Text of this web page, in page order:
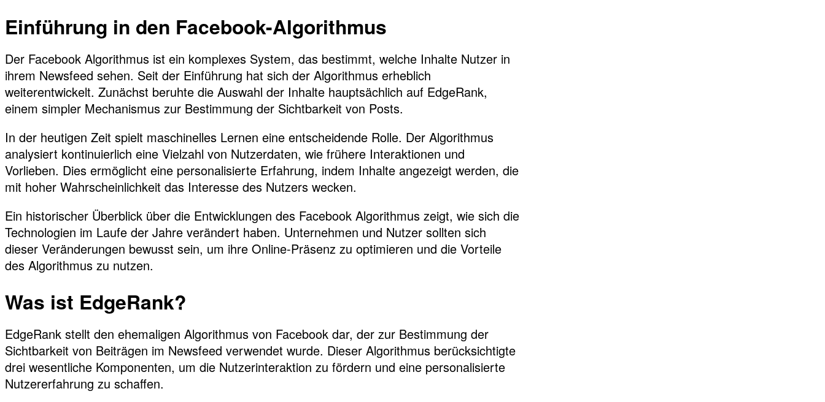
Einführung in den Facebook-Algorithmus
Der Facebook Algorithmus ist ein komplexes System, das bestimmt, welche Inhalte Nutzer in
ihrem Newsfeed sehen. Seit der Einführung hat sich der Algorithmus erheblich
weiterentwickelt. Zunächst beruhte die Auswahl der Inhalte hauptsächlich auf EdgeRank,
einem simpler Mechanismus zur Bestimmung der Sichtbarkeit von Posts.
In der heutigen Zeit spielt maschinelles Lernen eine entscheidende Rolle. Der Algorithmus
analysiert kontinuierlich eine Vielzahl von Nutzerdaten, wie frühere Interaktionen und
Vorlieben. Dies ermöglicht eine personalisierte Erfahrung, indem Inhalte angezeigt werden, die
mit hoher Wahrscheinlichkeit das Interesse des Nutzers wecken.
Ein historischer Überblick über die Entwicklungen des Facebook Algorithmus zeigt, wie sich die
Technologien im Laufe der Jahre verändert haben. Unternehmen und Nutzer sollten sich
dieser Veränderungen bewusst sein, um ihre Online-Präsenz zu optimieren und die Vorteile
des Algorithmus zu nutzen.
Was ist EdgeRank?
EdgeRank stellt den ehemaligen Algorithmus von Facebook dar, der zur Bestimmung der
Sichtbarkeit von Beiträgen im Newsfeed verwendet wurde. Dieser Algorithmus berücksichtigte
drei wesentliche Komponenten, um die Nutzerinteraktion zu fördern und eine personalisierte
Nutzererfahrung zu schaffen.